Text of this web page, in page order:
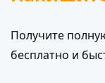
Получите
бесплатно и